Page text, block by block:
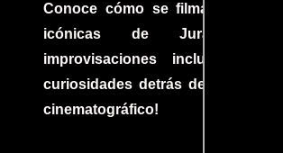
Conoce cómo se filmaron
icónicas de Jurassic
improvisaciones incluidas.
curiosidades detrás del rodaje de
cinematográfico!